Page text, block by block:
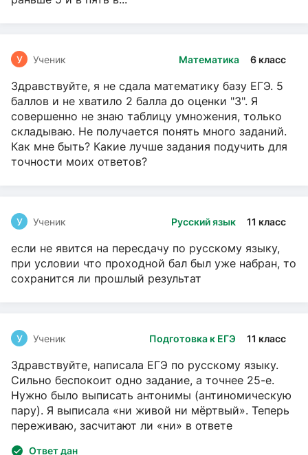
Математика 6 класс
У Ученик
Здравствуйте, я не сдала математику базу ЕГЭ. 5
баллов и не хватило 2 балла до оценки "3". Я
совершенно не знаю таблицу умножения, только
складываю. Не получается понять много заданий.
Как мне быть? Какие лучше задания подучить для
точности моих ответов?
Русский язык 11 класс
У Ученик
если не явится на пересдачу по русскому языку,
при условии что проходной бал был уже набран, то
сохранится ли прошлый результат
Подготовка к ЕГЭ 11 класс
У Ученик
Здравствуйте, написала ЕГЭ по русскому языку.
Сильно беспокоит одно задание, а точнее 25-е.
Нужно было выписать антонимы (антиномическую
пару). Я выписала «ни живой ни мёртвый». Теперь
переживаю, засчитают ли «ни» в ответе
Ответ дан